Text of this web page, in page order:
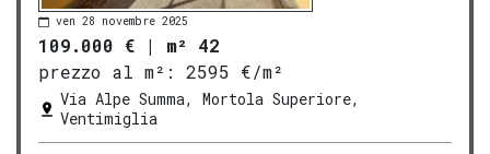
ven 28 novembre 2025
109.000 € | m² 42
prezzo al m²:
2595 €/m²
Via Alpe Summa, Mortola Superiore,
Ventimiglia